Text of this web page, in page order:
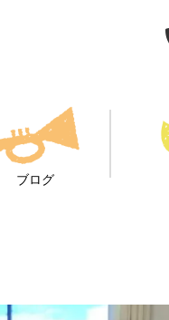
ブログ